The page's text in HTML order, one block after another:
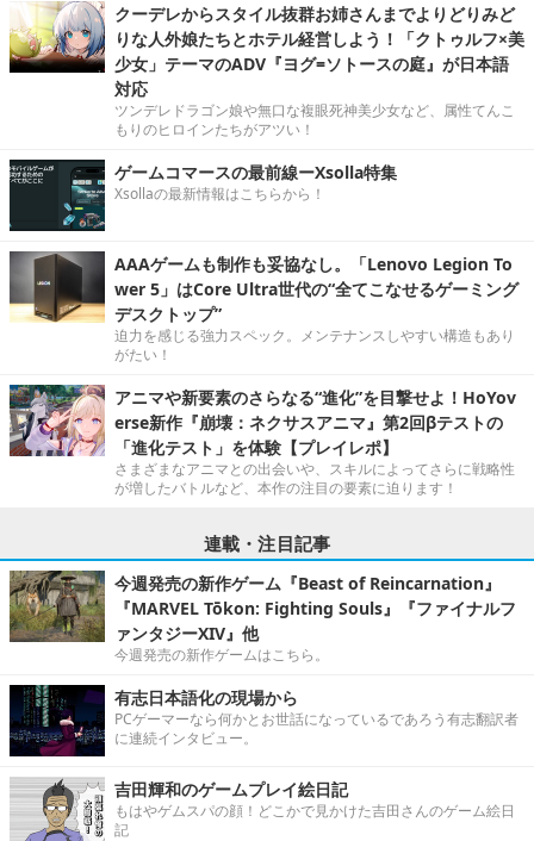
クーデレからスタイル抜群お姉さんまでよりどりみど
りな人外娘たちとホテル経営しよう！「クトゥルフ×美
少女」テーマのADV『ヨグ=ソトースの庭』が日本語
対応
ツンデレドラゴン娘や無口な複眼死神美少女など、属性てんこ
もりのヒロインたちがアツい！
ゲームコマースの最前線ーXsolla特集
Xsollaの最新情報はこちらから！
AAAゲームも制作も妥協なし。「Lenovo Legion To
wer 5」はCore Ultra世代の“全てこなせるゲーミング
デスクトップ”
迫力を感じる強力スペック。メンテナンスしやすい構造もあり
がたい！
アニマや新要素のさらなる“進化”を目撃せよ！HoYov
erse新作『崩壊：ネクサスアニマ』第2回βテストの
「進化テスト」を体験【プレイレポ】
さまざまなアニマとの出会いや、スキルによってさらに戦略性
が増したバトルなど、本作の注目の要素に迫ります！
連載・注目記事
今週発売の新作ゲーム『Beast of Reincarnation』
『MARVEL Tōkon: Fighting Souls』『ファイナルフ
ァンタジーXIV』他
今週発売の新作ゲームはこちら。
有志日本語化の現場から
PCゲーマーなら何かとお世話になっているであろう有志翻訳者
に連続インタビュー。
吉田輝和のゲームプレイ絵日記
もはやゲムスパの顔！どこかで見かけた吉田さんのゲーム絵日
記